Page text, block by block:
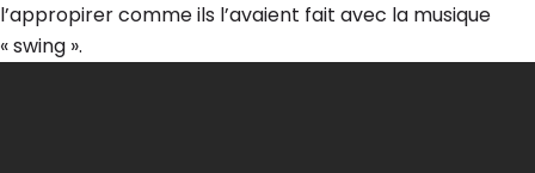
l’appropirer comme ils l’avaient fait avec la musique
« swing ».